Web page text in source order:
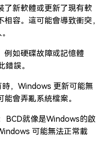
了新軟體或更新了現有軟
容。這可能會導致衝突，
例如硬碟故障或記憶體
誤。
，Windows 更新可能無
會弄亂系統檔案。
BCD就像是Windows的啟
可能無法正常載